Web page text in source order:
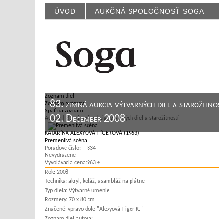
ÚVOD AUKČNÁ SPOLOČNOSŤ SOGA
83. zimná aukcia výtvarných diel a
02. December 2008
Zoznam diel
Zoznam autorov
Späť na zoznam
Aukcie | 83. zimná aukcia výtvarných diel a starožitností
KATARÍNA ALEXYOVÁ-FÍGEROVÁ (1963)
Premenlivá scéna
Poradové číslo:
334
Nevydražené
Vyvolávacia cena:963 €
Rok: 2008
Technika: akryl, koláž, asambláž na plátne
Typ diela: Výtvarné umenie
Rozmery: 70 x 80 cm
Značené: vpravo dole "Alexyová-Figer K."